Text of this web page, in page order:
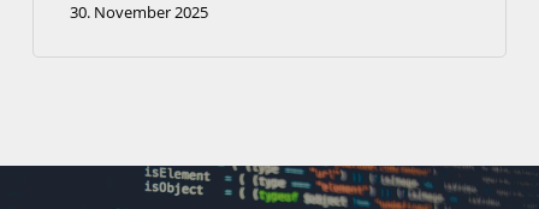
30. November 2025